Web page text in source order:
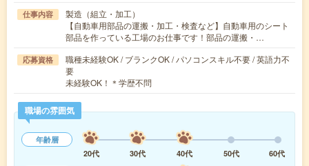
仕事内容
製造（組立・加工）
【自動車用部品の運搬・加工・検査など】自動車用のシート
部品を作っている工場のお仕事です！部品の運搬・…
応募資格
職種未経験OK / ブランクOK / パソコンスキル不要 / 英語力不
要
未経験OK！＊学歴不問
職場の雰囲気
年齢層
20代
30代 40代 50代
60代